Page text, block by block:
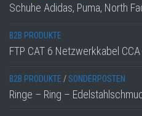
Schuhe Adidas, Puma, North
B2B PRODUKTE
FTP CAT 6 Netzwerkkabel
B2B PRODUKTE /SONDERPOSTEN
Ringe – Ring –